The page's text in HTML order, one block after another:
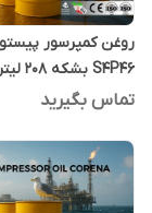
روغن کمپرسور
S4P46 بشکه 208 لیتری
تماس بگیرید